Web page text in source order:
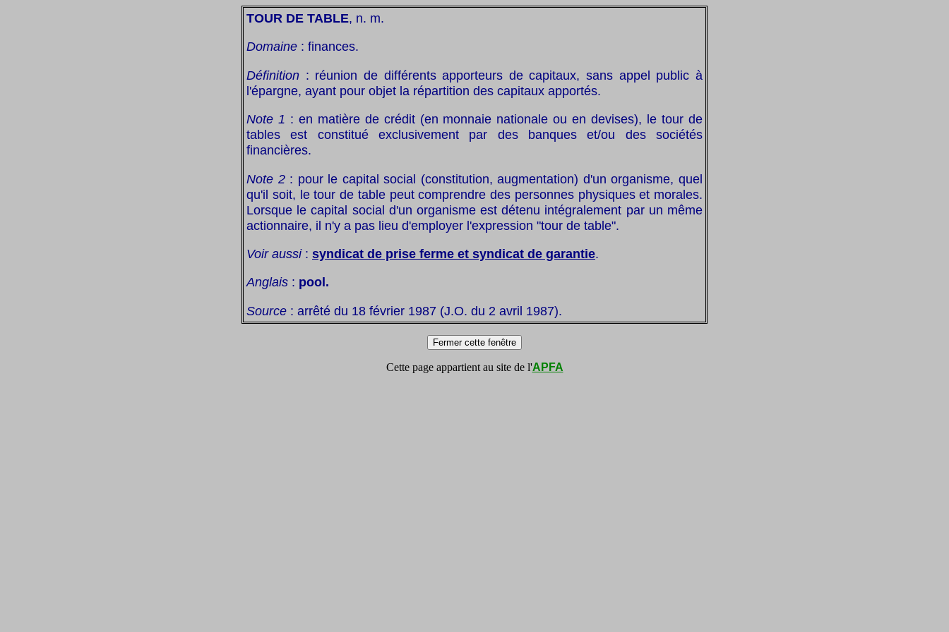
TOUR DE TABLE, n. m.
Domaine : finances.
Définition : réunion de différents apporteurs de capitaux, sans appel public à
l'épargne, ayant pour objet la répartition des capitaux apportés.
Note 1 : en matière de crédit (en monnaie nationale ou en devises), le tour de
tables est constitué exclusivement par des banques et/ou des sociétés
financières.
Note 2: pour le capital social (constitution, augmentation) d'un organisme, quel
qu'il soit, le tour de table peut comprendre des personnes physiques et morales.
Lorsque le capital social d'un organisme est détenu intégralement par un même
actionnaire, il n'y a pas lieu d'employer l'expression "tour de table".
Voir aussi: syndicat de prise ferme et syndicat de garantie.
Anglais : pool.
Source : arrêté du 18 février 1987 (J.O. du 2 avril 1987).
Cette page appartient au site de l'APFA